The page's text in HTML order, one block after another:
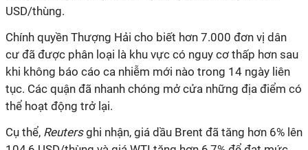
USD/thùng.
Chính quyền Thượng Hải cho biết hơn 7.000 đơn vị dân
cư đã được phân loại là khu vực có nguy cơ thấp hơn sau
khi không báo cáo ca nhiễm mới nào trong 14 ngày liên
tục. Các quận đã nhanh chóng mở cửa những địa điểm có
thể hoạt động trở lại.
Cụ thể, Reutersghi nhận, giá dầu Brent đã tăng hơn 6% lên